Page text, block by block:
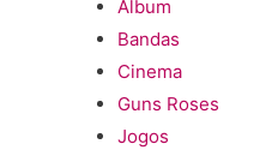
Álbum
Bandas
Cinema
Guns Roses
Jogos